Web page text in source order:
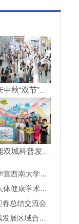
2026年青少年高校科学营西南大学分营正式开营
2025年全国微生物与人体健康学术论坛在重庆召开
总结交流会
第三届绿色山地可持续发展区域合作国际论坛成功举办